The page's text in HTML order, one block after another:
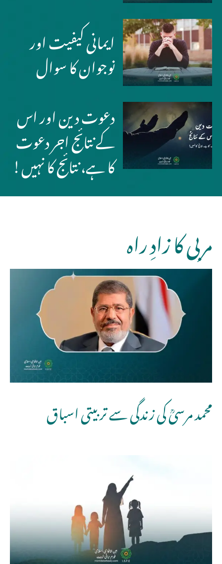
ایمانی کیفیت اور
نوجوان کا سوال
دعوت دین اور اس
کے نتائج اجر دعوت
کا ہے، نتائج کا نہیں!
مربی کا زادِ راہ
محمد مرسیؒ کی زندگی سے تربیتی اسباق